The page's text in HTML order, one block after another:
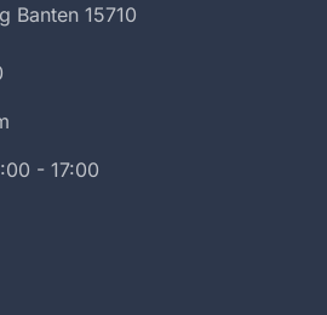
Banten 15710
- 17:00